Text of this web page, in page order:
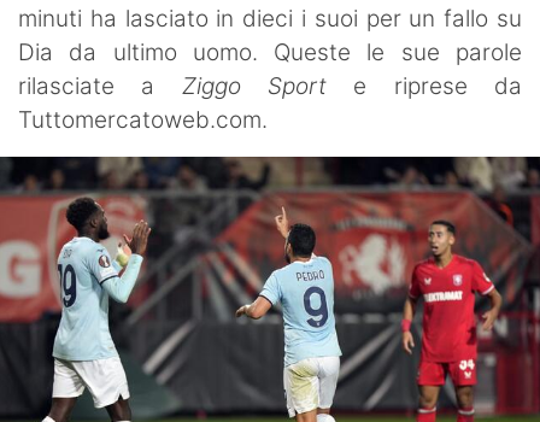
minuti ha lasciato in dieci i suoi per un fallo su
Dia da ultimo uomo. Queste le sue parole
rilasciate a Ziggo Sport e riprese da
Tuttomercatoweb.com.